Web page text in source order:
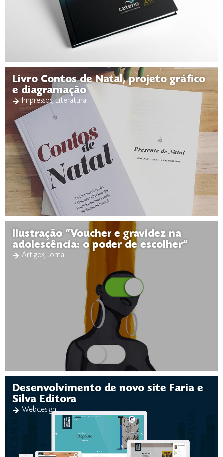
Livro Contos de Natal, projeto gráfico
e diagramação
Impressos,Literatura
Ilustração “Voucher e gravidez na
adolescência: o poder de escolher”
Artigos, Jornal
Desenvolvimento de novo site Faria e
Silva Editora
Webdesign